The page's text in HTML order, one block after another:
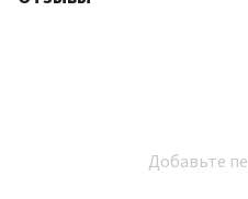
Добавьте